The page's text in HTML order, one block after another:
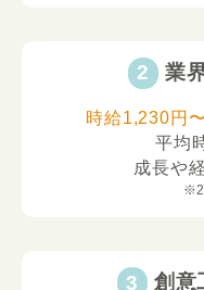
業
時給1,230円
平均
成長や
創意